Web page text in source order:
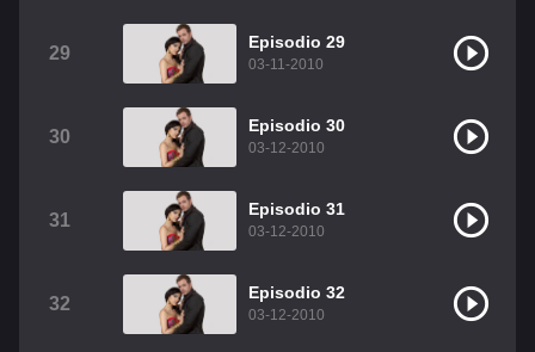
29
Episodio 29
03-11-2010
30
Episodio 30
03-12-2010
31
Episodio 31
03-12-2010
32
Episodio 32
03-12-2010